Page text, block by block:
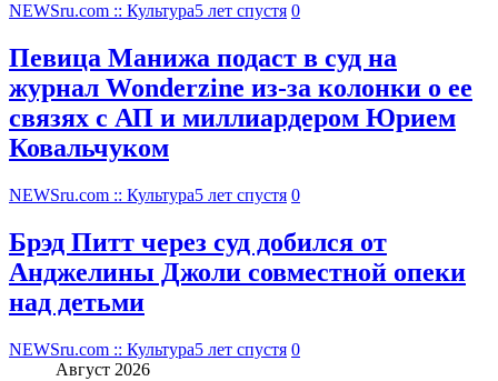
NEWSru.com :: Культура5 лет спустя 0
Певица Манижа подаст в суд на
журнал Wonderzine из-за колонки о ее
связях с АП и миллиардером Юрием
Ковальчуком
NEWSru.com :: Культура5 лет спустя 0
Брэд Питт через суд добился от
Анджелины Джоли совместной опеки
над детьми
NEWSru.com :: Культура5 лет спустя 0
Август 2026